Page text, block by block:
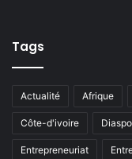
Tags
Actualité Afrique
Côte-d'ivoire
Entrepreneuriat